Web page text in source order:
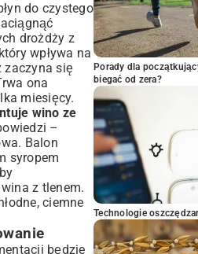
do czystego
drożdży z
wpływa na
zaczyna się
ona
miesięcy.
wino ze
–
Balon
syropem
z tlenem.
ciemne
będzie
Porady dla
biegać od zera?
Technologie